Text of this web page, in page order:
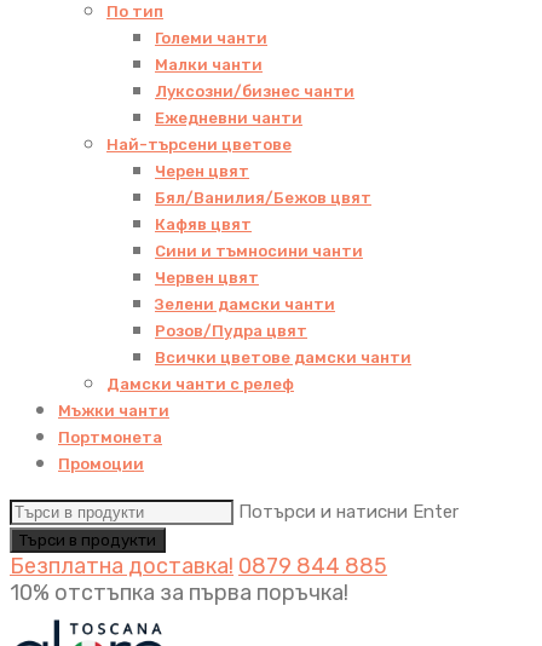
По тип
Големи чанти
Малки чанти
Луксозни/бизнес чанти
Ежедневни чанти
Най-търсени цветове
Черен цвят
Бял/Ванилия/Бежов цвят
Кафяв цвят
Сини и тъмносини чанти
Червен цвят
Зелени дамски чанти
Розов/Пудра цвят
Всички цветове дамски чанти
Дамски чанти с релеф
Мъжки чанти
Портмонета
Промоции
Потърси и натисни Enter
Безплатна доставка! 0879 844 885
10% отстъпка за първа поръчка!